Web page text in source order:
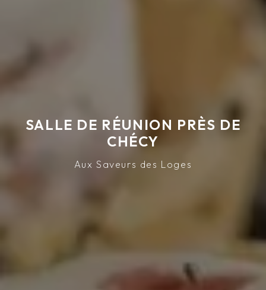
SALLE DE RÉUNION PRÈS DE
CHÉCY
Aux Saveurs des Loges